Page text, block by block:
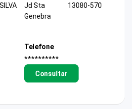
Jd Sta
Genebra
13080-570
Telefone
**********
Consultar